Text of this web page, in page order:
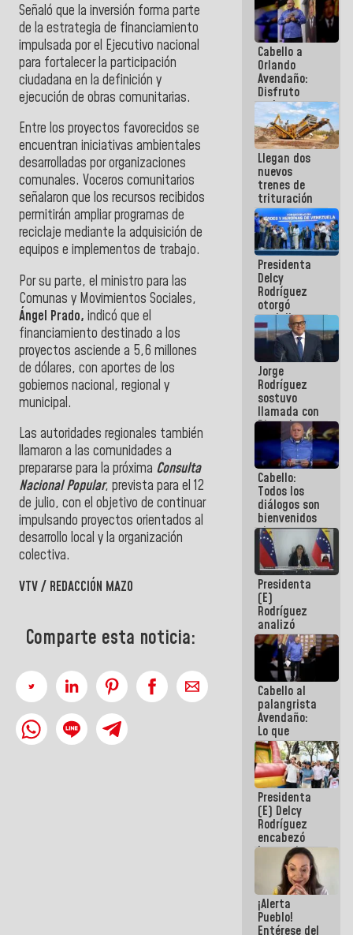
Señaló que la inversión forma parte
de la estrategia de financiamiento
impulsada por el Ejecutivo nacional
para fortalecer la participación
ciudadana en la definición y
ejecución de obras comunitarias.
Entre los proyectos favorecidos se
encuentran iniciativas ambientales
desarrolladas por organizaciones
comunales. Voceros comunitarios
señalaron que los recursos recibidos
permitirán ampliar programas de
reciclaje mediante la adquisición de
equipos e implementos de trabajo.
Por su parte, el ministro para las
Comunas y Movimientos Sociales,
Ángel Prado, indicó que el
financiamiento destinado a los
proyectos asciende a 5,6 millones
de dólares, con aportes de los
gobiernos nacional, regional y
municipal.
Las autoridades regionales también
llamaron a las comunidades a
prepararse para la próxima Consulta
Nacional Popular, prevista para el 12
de julio, con el objetivo de continuar
impulsando proyectos orientados al
desarrollo local y la organización
colectiva.
VTV / REDACCIÓN MAZO
Comparte esta noticia:
Cabello a
Orlando
Avendaño:
Disfruto
cada vez
que escribes
porque lo
que haces
es
embarrarla
Llegan dos
nuevos
trenes de
trituración
para
optimizar
manejo de
escombros
en La Guaira
Presidenta
Delcy
Rodríguez
otorgó
medalla
"Héroe de
Venezuela"
a servidores
públicos
Jorge
Rodríguez
sostuvo
llamada con
Dinorah
Figuera y
acuerdan
primer
encuentro
presencial
para el
diálogo
Cabello:
Todos los
diálogos son
bienvenidos
siempre que
estén en el
marco de la
Constitución
de la
República
Presidenta
(E)
Rodríguez
analizó
junto a
gobernadores
planes de
recuperación
del Sistema
Eléctrico
Nacional
Cabello al
palangrista
Avendaño:
Lo que
vayas a
escribir
hazlo hoy
por que no
sabemos si
la semana
que viene
hay
programa
Presidenta
(E) Delcy
Rodríguez
encabezó
lanzamiento
del Plan
Nacional de
Recreación
Vacacional
¡Alerta
Pueblo!
Entérese del